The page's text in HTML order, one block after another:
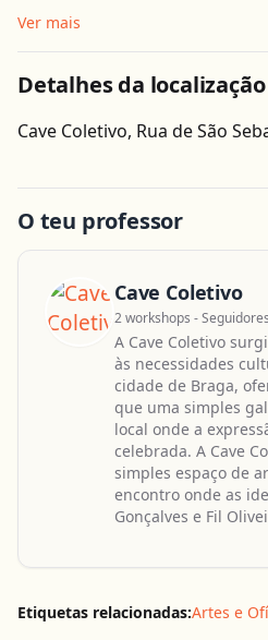
Ver mais
Detalhes da localização
Cave Coletivo, Rua de São
O teu professor
Cave Coletivo
2 workshops -
A Cave Coletivo
às necessidades
cidade de Braga,
que uma simples
local onde a
celebrada. A Cave
simples espaço de
encontro onde as
Gonçalves e Fil
Etiquetas relacionadas:Artes e